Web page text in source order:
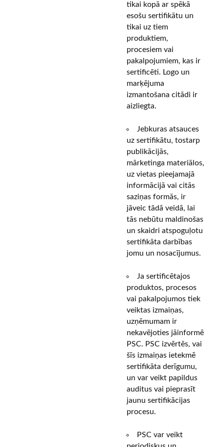
tikai kopā ar spēkā
esošu sertifikātu un
tikai uz tiem
produktiem,
procesiem vai
pakalpojumiem, kas ir
sertificēti. Logo un
marķējuma
izmantošana citādi ir
aizliegta.
Jebkuras atsauces
uz sertifikātu, tostarp
publikācijās,
mārketinga materiālos,
uz vietas pieejamajā
informācijā vai citās
saziņas formās, ir
jāveic tādā veidā, lai
tās nebūtu maldinošas
un skaidri atspoguļotu
sertifikāta darbības
jomu un nosacījumus.
Ja sertificētajos
produktos, procesos
vai pakalpojumos tiek
veiktas izmaiņas,
uzņēmumam ir
nekavējoties jāinformē
PSC. PSC izvērtēs, vai
šīs izmaiņas ietekmē
sertifikāta derīgumu,
un var veikt papildus
auditus vai pieprasīt
jaunu sertifikācijas
procesu.
PSC var veikt